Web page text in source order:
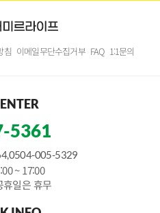
침 이메일무단수집거부 FAQ 1:1문의
5361
005-5329
~ 17:00
휴일은 휴무